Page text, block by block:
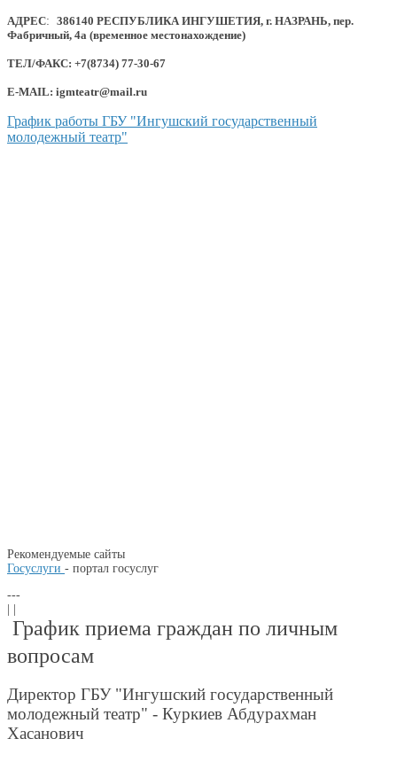
АДРЕС: 386140 РЕСПУБЛИКА ИНГУШЕТИЯ, г. НАЗРАНЬ, пер.
Фабричный, 4а (временное местонахождение)
ТЕЛ/ФАКС: +7(8734) 77-30-67
E-MAIL: igmteatr@mail.ru
График работы ГБУ "Ингушский государственный
молодежный театр"
Рекомендуемые сайты
Госуслуги - портал госуслуг
---
График приема граждан по личным
вопросам
Директор ГБУ "Ингушский государственный
молодежный театр" - Куркиев Абдурахман
Хасанович